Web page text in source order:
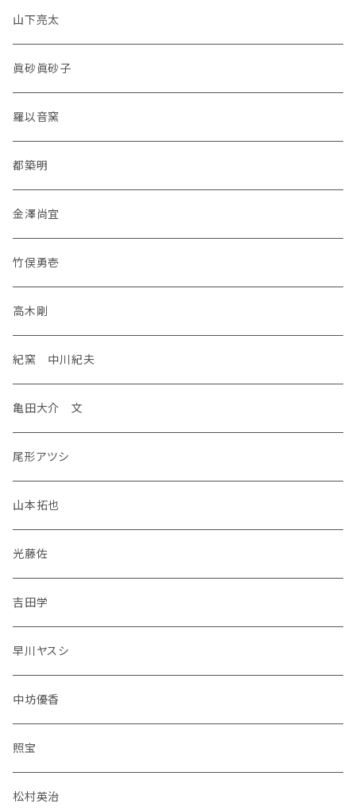
山下亮太
眞砂眞砂子
羅以音窯
都築明
金澤尚宜
竹俣勇壱
高木剛
紀窯 中川紀夫
亀田大介 文
尾形アツシ
山本拓也
光藤佐
吉田学
早川ヤスシ
中坊優香
照宝
松村英治